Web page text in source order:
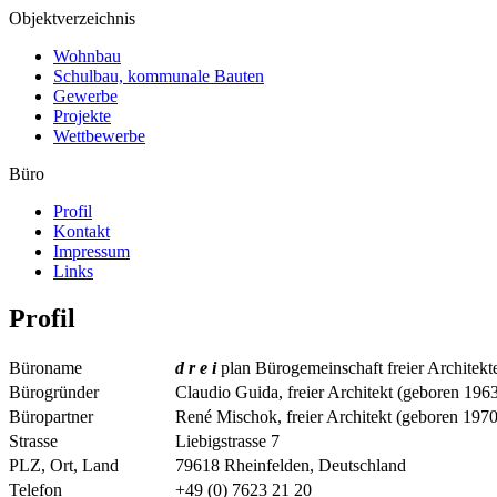
Objektverzeichnis
Wohnbau
Schulbau, kommunale Bauten
Gewerbe
Projekte
Wettbewerbe
Büro
Profil
Kontakt
Impressum
Links
Profil
Büroname d r e iplan Bürogemeinschaft freier
Bürogründer
Claudio Guida, freier Architekt (geboren
Büropartner
René Mischok, freier Architekt (geboren
Strasse
Liebigstrasse 7
PLZ, Ort, Land
79618 Rheinfelden, Deutschland
Telefon
+49 (0) 7623 21 20